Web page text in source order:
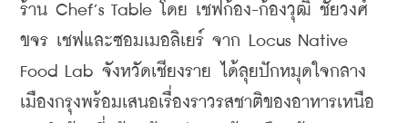
ร้าน Chef’s Table
โดย เชฟก้อง-ก้องวุฒิ ชัยวงศ์
ขจร เชฟและซอมเมอลิเยร์ จาก Locus Native
Food Lab จังหวัดเชียงราย ได้ลุยปักหมุดใจกลาง
เมืองกรุงพร้อมเสนอเรื่องราวรสชาติของอาหารเหนือ